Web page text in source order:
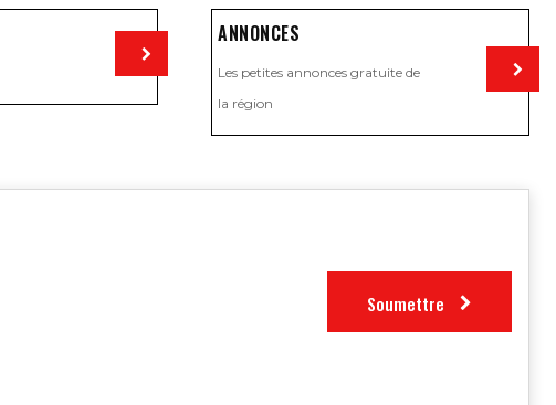
ANNONCES
Les petites annonces gratuite de
la région
Soumettre